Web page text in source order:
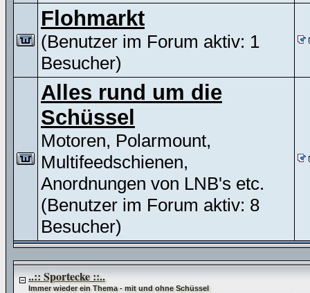
Flohmarkt
(Benutzer im Forum aktiv: 1
Besucher)
Alles rund um die
Schüssel
Motoren, Polarmount,
Multifeedschienen,
Anordnungen von LNB's etc.
(Benutzer im Forum aktiv: 8
Besucher)
..:: Sportecke ::..
Immer wieder ein Thema - mit und ohne Schüssel